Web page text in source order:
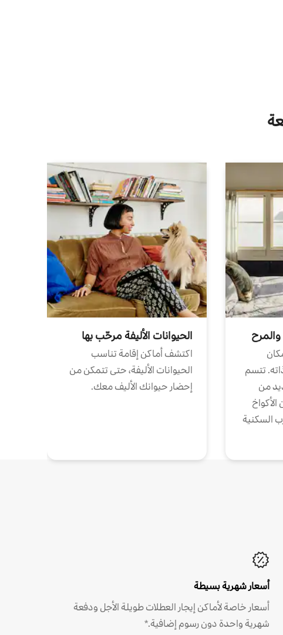
والمرح
تتسم
من
الأكواخ
السكنية
الحيوانات الأليفة مرحّب بها
اكتشف أماكن إقامة تناسب
الحيوانات الأليفة، حتى تتمكن من
إحضار حيوانك الأليف معك.
أسعار شهرية بسيطة
أسعار خاصة لأماكن إيجار العطلات طويلة الأجل ودفعة
شهرية واحدة دون رسوم إضافية.*